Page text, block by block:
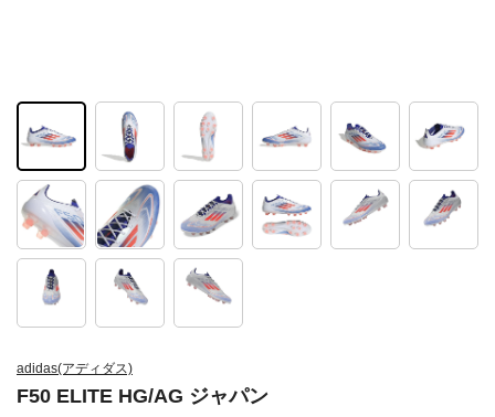
adidas(アディダス)
F50 ELITE HG/AG ジャパン